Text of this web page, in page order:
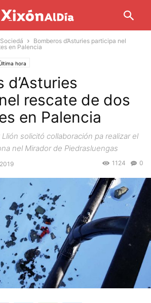
Sociedá
Bomberos d’Asturies participa nel
en Palencia
hora
d’Asturies
rescate de dos
en Palencia
Llión solicitó collaboración pa realizar el
nel Mirador de Piedrasluengas
0
1124